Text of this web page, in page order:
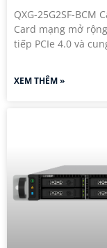
QXG-25G2SF-
Card mạng mở
tiếp PCIe 4.0 và
XEM THÊM »